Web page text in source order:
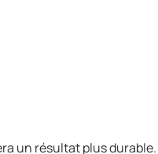
un résultat plus durable.